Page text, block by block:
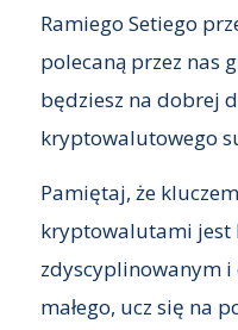
Ramiego Setiego
polecaną przez nas
będziesz na dobrej
kryptowalutowego
Pamiętaj, że
kryptowalutami jest
zdyscyplinowanym
małego, ucz się na